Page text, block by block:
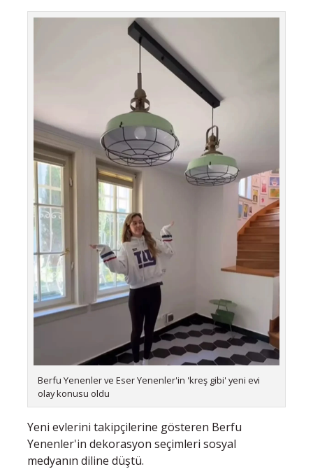
Berfu Yenenler ve Eser Yenenler'in 'kreş gibi' yeni evi
olay konusu oldu
Yeni evlerini takipçilerine gösteren Berfu
Yenenler'in dekorasyon seçimleri sosyal
medyanın diline düştü.